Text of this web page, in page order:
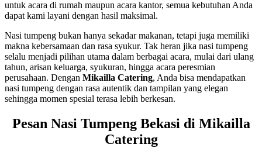
untuk acara di rumah maupun acara kantor, semua kebutuhan Anda
dapat kami layani dengan hasil maksimal.
Nasi tumpeng bukan hanya sekadar makanan, tetapi juga memiliki
makna kebersamaan dan rasa syukur. Tak heran jika nasi tumpeng
selalu menjadi pilihan utama dalam berbagai acara, mulai dari ulang
tahun, arisan keluarga, syukuran, hingga acara peresmian
perusahaan. Dengan Mikailla Catering, Anda bisa mendapatkan
nasi tumpeng dengan rasa autentik dan tampilan yang elegan
sehingga momen spesial terasa lebih berkesan.
Pesan Nasi Tumpeng Bekasi di Mikailla
Catering